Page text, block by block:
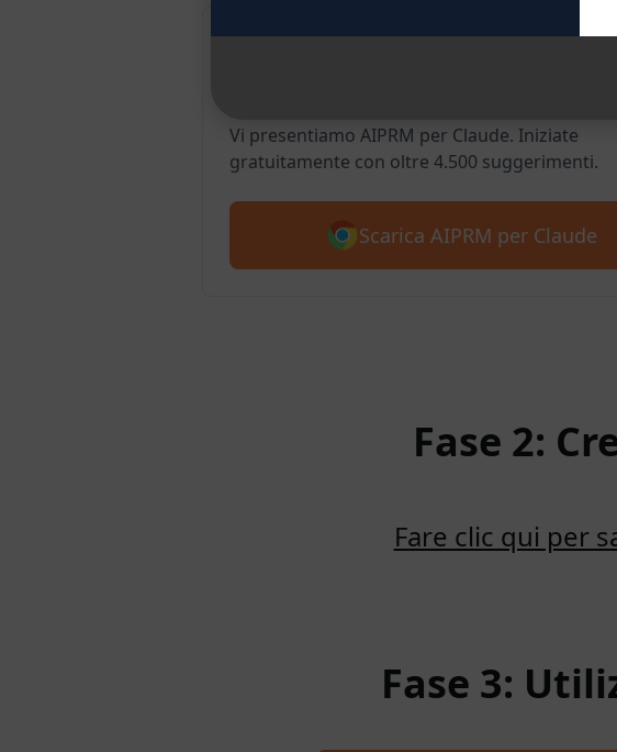
Vi presentiamo AIPRM per Claude. Iniziate
gratuitamente con oltre 4.500 suggerimenti.
Scarica AIPRM per Claude
Fase 2:
Fare clic qui per
Fase 3: